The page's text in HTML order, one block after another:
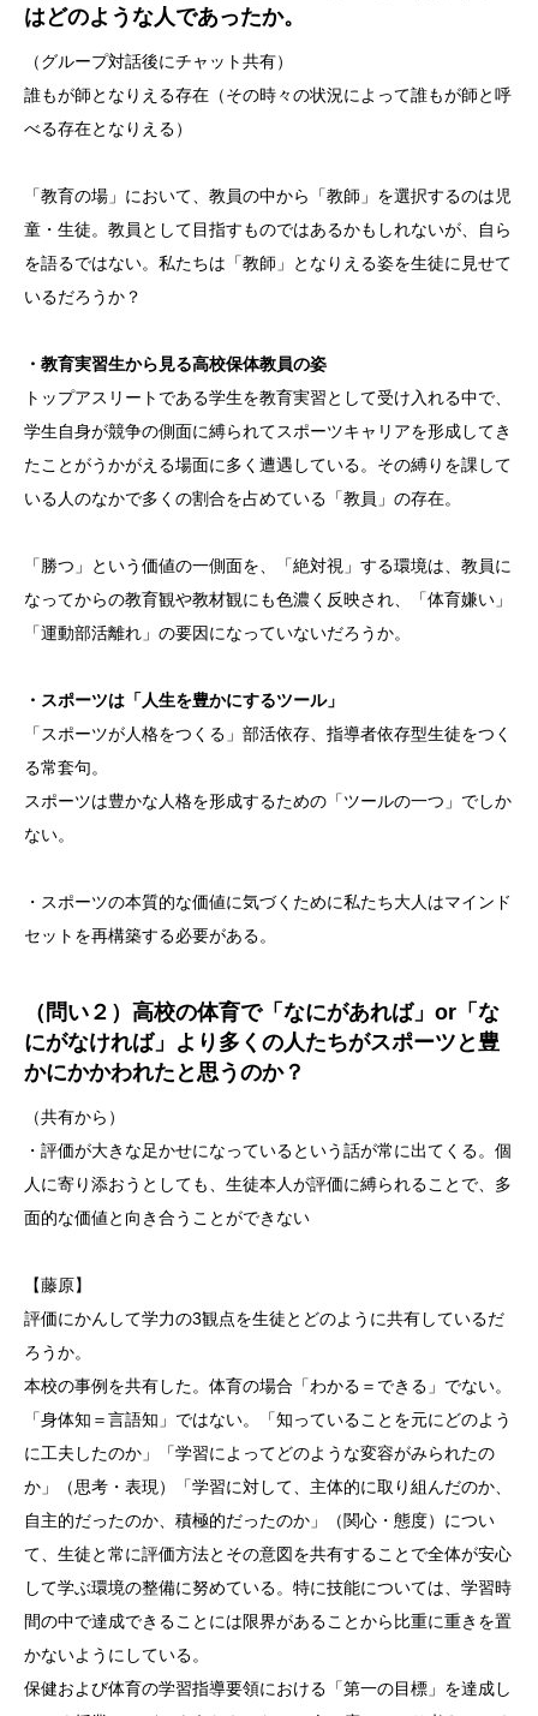
はどのような人であったか。
（グループ対話後にチャット共有）
誰もが師となりえる存在（その時々の状況によって誰もが師と呼
べる存在となりえる）
「教育の場」において、教員の中から「教師」を選択するのは児
童・生徒。教員として目指すものではあるかもしれないが、自ら
を語るではない。私たちは「教師」となりえる姿を生徒に見せて
いるだろうか？
・教育実習生から見る高校保体教員の姿
トップアスリートである学生を教育実習として受け入れる中で、
学生自身が競争の側面に縛られてスポーツキャリアを形成してき
たことがうかがえる場面に多く遭遇している。その縛りを課して
いる人のなかで多くの割合を占めている「教員」の存在。
「勝つ」という価値の一側面を、「絶対視」する環境は、教員に
なってからの教育観や教材観にも色濃く反映され、「体育嫌い」
「運動部活離れ」の要因になっていないだろうか。
・スポーツは「人生を豊かにするツール」
「スポーツが人格をつくる」部活依存、指導者依存型生徒をつく
る常套句。
スポーツは豊かな人格を形成するための「ツールの一つ」でしか
ない。
・スポーツの本質的な価値に気づくために私たち大人はマインド
セットを再構築する必要がある。
（問い２）高校の体育で「なにがあれば」or「な
にがなければ」より多くの人たちがスポーツと豊
かにかかわれたと思うのか？
（共有から）
・評価が大きな足かせになっているという話が常に出てくる。個
人に寄り添おうとしても、生徒本人が評価に縛られることで、多
面的な価値と向き合うことができない
【藤原】
評価にかんして学力の3観点を生徒とどのように共有しているだ
ろうか。
本校の事例を共有した。体育の場合「わかる＝できる」でない。
「身体知＝言語知」ではない。「知っていることを元にどのよう
に工夫したのか」「学習によってどのような変容がみられたの
か」（思考・表現）「学習に対して、主体的に取り組んだのか、
自主的だったのか、積極的だったのか」（関心・態度）につい
て、生徒と常に評価方法とその意図を共有することで全体が安心
して学ぶ環境の整備に努めている。特に技能については、学習時
間の中で達成できることには限界があることから比重に重きを置
かないようにしている。
保健および体育の学習指導要領における「第一の目標」を達成し